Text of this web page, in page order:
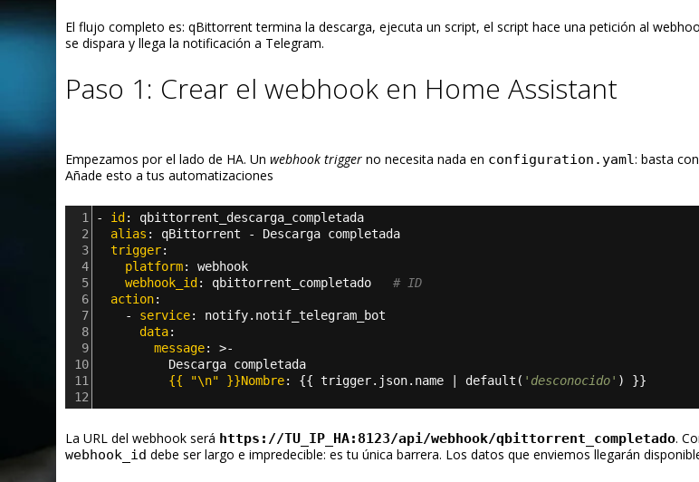
El flujo completo es: qBittorrent termina la descarga, ejecuta un script, el script hace una petición al
se dispara y llega la notificación a Telegram.
Paso 1: Crear el webhook en Home Assistant
Empezamos por el lado de HA. Un webhook trigger no necesita nada en configuration.yaml: basta
Añade esto a tus automatizaciones
1 - id : qbittorrent_descarga_completada
2
  alias
: qBittorrent - Descarga completada
3
  trigger
:
4
platform: webhook
5
webhook_id : qbittorrent_completado # ID
6
  action
:
7
- service: notify.notif_telegram_bot
8
data:
9
message: >-
10
Descarga completada
11
{{ "\n" }}Nombre: {{ trigger.json.name | default( 'desconocido' ) }}
12
La URL del webhook será https://TU_IP_HA:8123/api/webhook/qbittorrent_completado.
webhook_id debe ser largo e impredecible: es tu única barrera. Los datos que enviemos llegarán